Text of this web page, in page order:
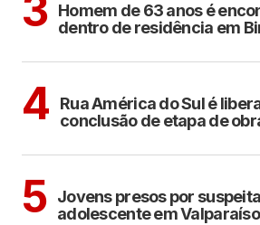
3 Homem de 63 anos é
dentro de residência em
4
Rua América do Sul é
conclusão de etapa de
5 Jovens presos por
adolescente em